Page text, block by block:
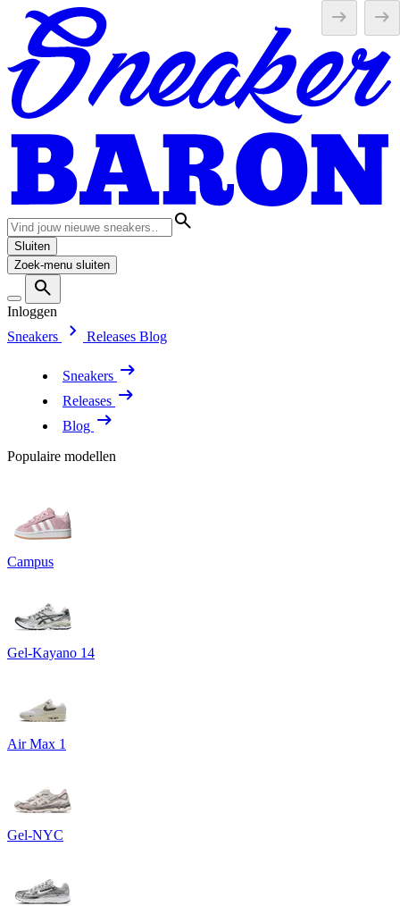
Sluiten
Zoek-menu sluiten
Inloggen
Sneakers
Releases Blog
Sneakers
Releases
Blog
Populaire modellen
Campus
Gel-Kayano 14
Air Max 1
Gel-NYC